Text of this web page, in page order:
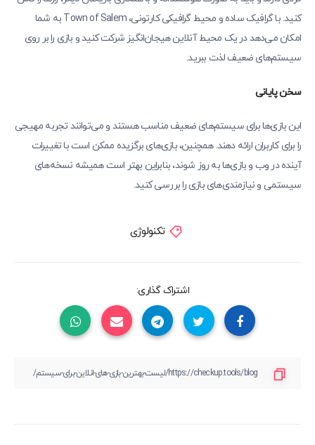
کنید. با گرافیک ساده و محیط گرافیکی کارتونی، Town of Salem به شما
امکان می‌دهد در یک محیط آنلاین هیجان‌انگیز شرکت کنید و بازی را بر روی
سیستم‌های ضعیف لذت ببرید.
سخن پایانی
این بازی‌ها برای سیستم‌های ضعیف مناسب هستند و می‌توانند تجربه مهیجی
را برای کاربران ارائه دهند. همچنین، بازی‌های برگزیده ممکن است با تغییرات
آینده در وب و بازی‌ها به روز شوند، بنابراین بهتر است همیشه نسخه‌های
سیستمی و نیازمندی‌های بازی را بررسی کنید.
تکنولوژی
اشتراک گذاری: